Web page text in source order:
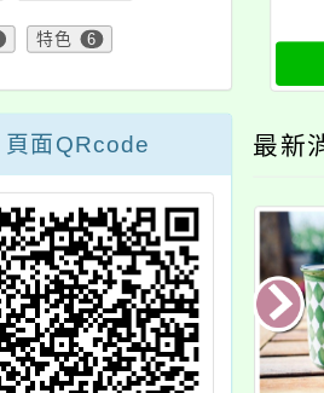
特色 6
頁面QRcode 最新